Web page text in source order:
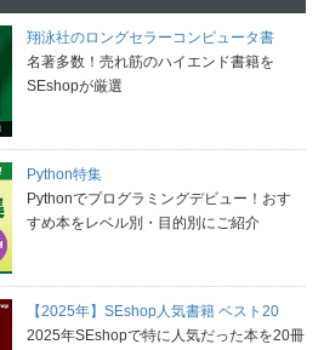
翔泳社のロングセラーコンピュータ書
名著多数！売れ筋のハイエンド書籍を
SEshopが厳選
Python特集
Pythonでプログラミングデビュー！おす
すめ本をレベル別・目的別にご紹介
【2025年】SEshop人気書籍 ベスト20
2025年SEshopで特に人気だった本を20冊